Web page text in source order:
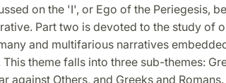
on the 'I', or Ego of the Periegesis,
Part two is devoted to the study of
and multifarious narratives
theme falls into three sub-themes:
against Others, and Greeks and